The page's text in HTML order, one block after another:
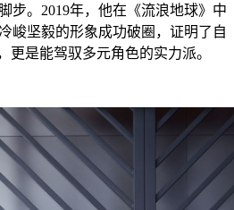
步。2019年，他在《流浪地球》中
峻坚毅的形象成功破圈，证明了自
更是能驾驭多元角色的实力派。